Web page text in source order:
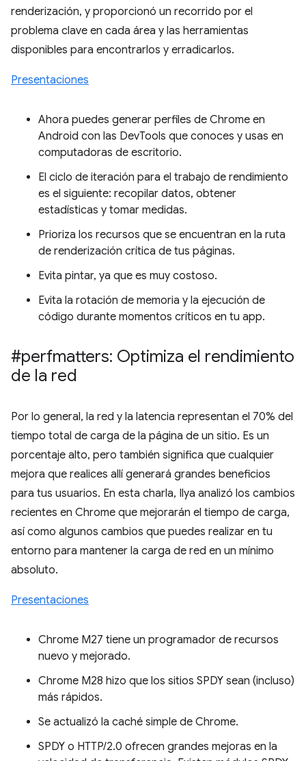
renderización, y proporcionó un recorrido por el
problema clave en cada área y las herramientas
disponibles para encontrarlos y erradicarlos.
Presentaciones
Ahora puedes generar perfiles de Chrome en
Android con las DevTools que conoces y usas en
computadoras de escritorio.
El ciclo de iteración para el trabajo de rendimiento
es el siguiente: recopilar datos, obtener
estadísticas y tomar medidas.
Prioriza los recursos que se encuentran en la ruta
de renderización crítica de tus páginas.
Evita pintar, ya que es muy costoso.
Evita la rotación de memoria y la ejecución de
código durante momentos críticos en tu app.
#perfmatters: Optimiza el rendimiento
de la red
Por lo general, la red y la latencia representan el 70% del
tiempo total de carga de la página de un sitio. Es un
porcentaje alto, pero también significa que cualquier
mejora que realices allí generará grandes beneficios
para tus usuarios. En esta charla, Ilya analizó los cambios
recientes en Chrome que mejorarán el tiempo de carga,
así como algunos cambios que puedes realizar en tu
entorno para mantener la carga de red en un mínimo
absoluto.
Presentaciones
Chrome M27 tiene un programador de recursos
nuevo y mejorado.
Chrome M28 hizo que los sitios SPDY sean (incluso)
más rápidos.
Se actualizó la caché simple de Chrome.
SPDY o HTTP/2.0 ofrecen grandes mejoras en la